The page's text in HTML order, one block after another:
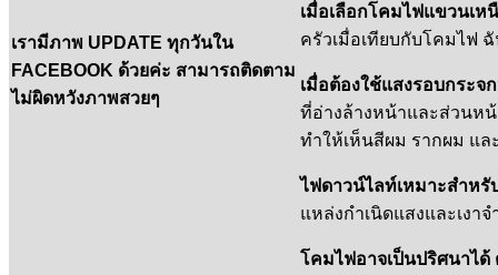
เรามีภาพ UPDATE ทุกวันใน
FACEBOOK ด้วยค่ะ สามารถติดตาม
ไม่ผิดหวังภาพสวยๆ
เมื่อเลือกโคมไฟแขวนเ
ครัวเมื่อเทียบกับโคมไฟ
เมื่อต้องใช้แสงรอบกระ
ที่อ่างล้างหน้าและส่วนห
ทำให้เห็นสีผม รากผม แล
ไฟดาวน์ไลท์เหมาะสำหรั
แหล่งกำเนิดแสงและเงา
โคมไฟอาจเป็นปริศนาไ